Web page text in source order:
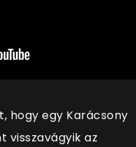
hogy egy Karácsony
az